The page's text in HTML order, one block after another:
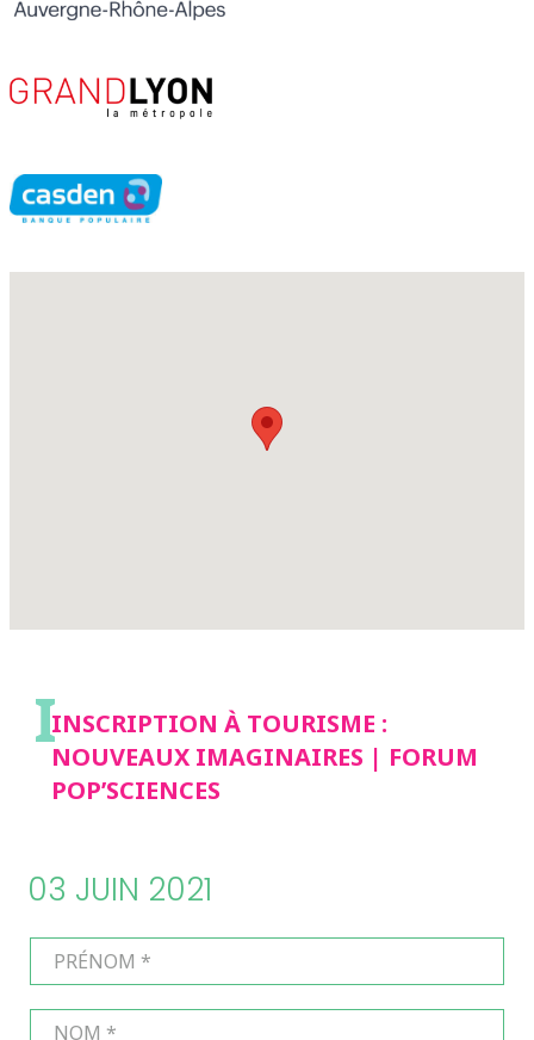
IINSCRIPTION À TOURISME :
NOUVEAUX IMAGINAIRES | FORUM
POP’SCIENCES
03 JUIN 2021
PRÉNOM *
NOM *